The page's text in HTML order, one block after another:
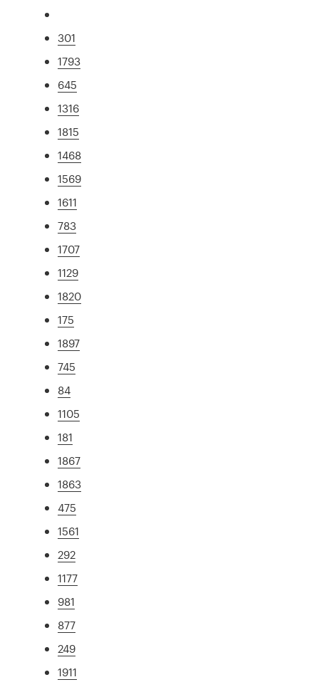
301
1793
645
1316
1815
1468
1569
1611
783
1707
1129
1820
175
1897
745
84
1105
181
1867
1863
475
1561
292
1177
981
877
249
1911